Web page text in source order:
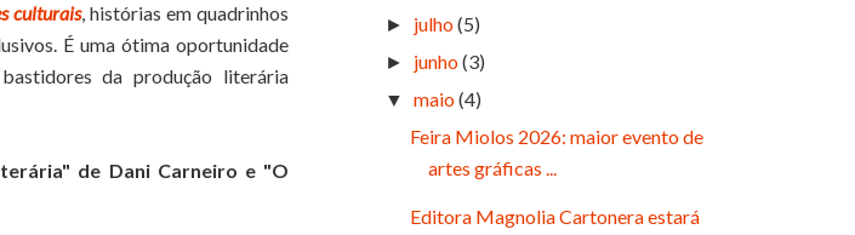
culturais, histórias em quadrinhos
É uma ótima oportunidade
da produção literária
de Dani Carneiro e "O
► julho(5)
► junho(3)
▼ maio(4)
Feira Miolos 2026: maior evento de
artes gráficas ...
Editora Magnolia Cartonera estará